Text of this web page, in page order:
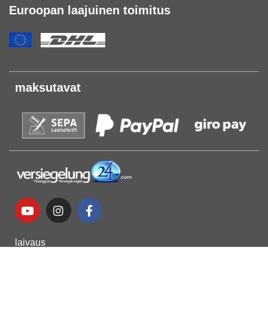
Euroopan laajuinen toimitus
maksutavat
laivaus